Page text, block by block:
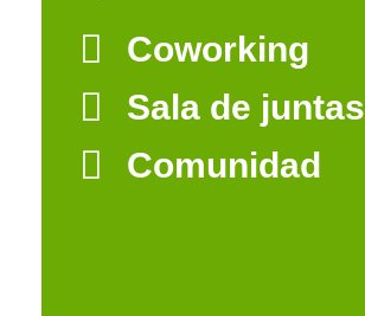
Coworking
Sala de juntas
Comunidad